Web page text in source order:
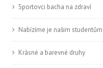
Sportovci bacha na zdraví
Nabízíme je našim studentům
Krásné a barevné druhy